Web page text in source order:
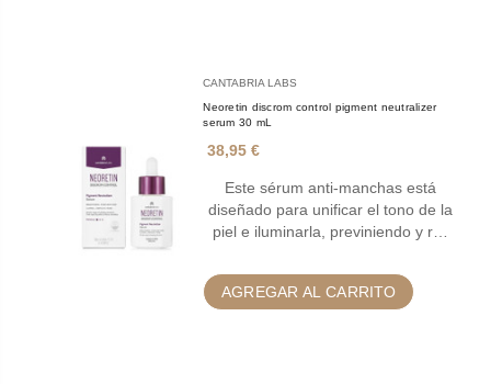
CANTABRIA LABS
Neoretin discrom control pigment neutralizer
serum 30 mL
38,95 €
Este sérum anti-manchas está
diseñado para unificar el tono de la
piel e iluminarla, previniendo y r…
AGREGAR AL CARRITO